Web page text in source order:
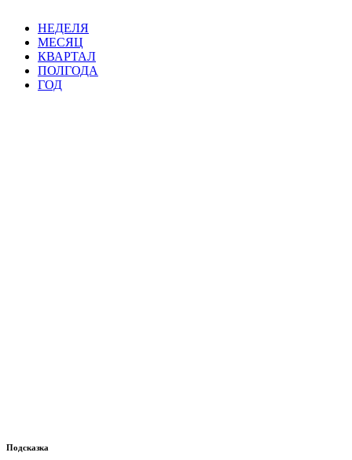
НЕДЕЛЯ
МЕСЯЦ
КВАРТАЛ
ПОЛГОДА
ГОД
Подсказка